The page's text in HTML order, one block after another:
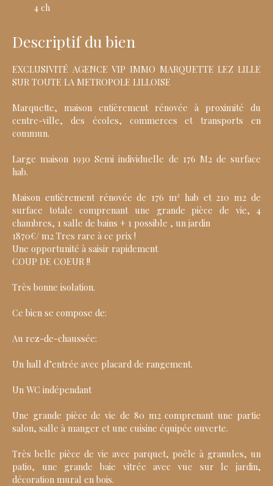
4 ch
Descriptif du bien
EXCLUSIVITÉ AGENCE VIP IMMO MARQUETTE LEZ LILLE
SUR TOUTE LA METROPOLE LILLOISE
Marquette, maison entièrement rénovée à proximité du
centre-ville, des écoles, commerces et transports en
commun.
Large maison 1930 Semi individuelle de 176 M2 de surface
hab.
Maison entièrement rénovée de 176 m² hab et 210 m2 de
surface totale comprenant une grande pièce de vie, 4
chambres, 1 salle de bains + 1 possible , un jardin
1870€/ m2 Tres rare à ce prix !
Une opportunité à saisir rapidement
COUP DE COEUR !!
Très bonne isolation.
Ce bien se compose de:
Au rez-de-chaussée:
Un hall d’entrée avec placard de rangement.
Un WC indépendant
Une grande pièce de vie de 80 m2 comprenant une partie
salon, salle à manger et une cuisine équipée ouverte.
Très belle pièce de vie avec parquet, poêle à granules, un
patio, une grande baie vitrée avec vue sur le jardin,
décoration mural en bois.